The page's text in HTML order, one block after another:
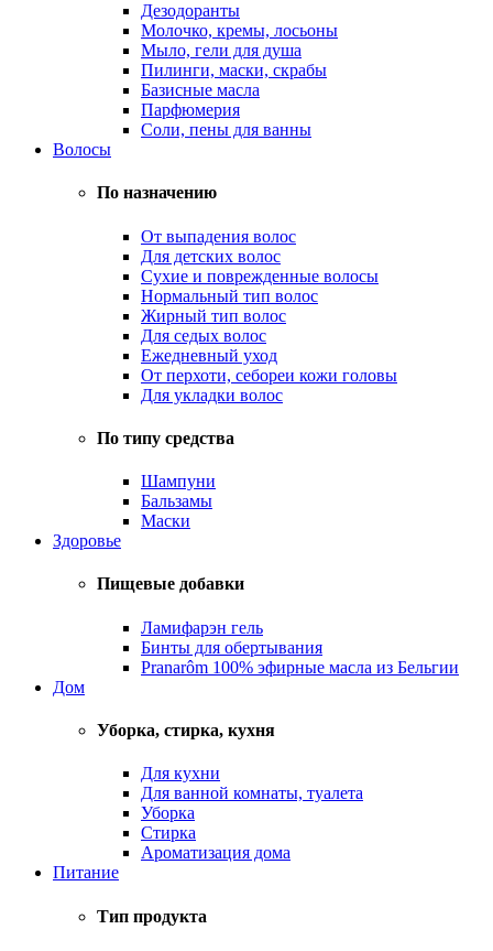
Дезодоранты
Молочко, кремы, лосьоны
Мыло, гели для душа
Пилинги, маски, скрабы
Базисные масла
Парфюмерия
Соли, пены для ванны
Волосы
По назначению
От выпадения волос
Для детских волос
Сухие и поврежденные волосы
Нормальный тип волос
Жирный тип волос
Для седых волос
Ежедневный уход
От перхоти, себореи кожи головы
Для укладки волос
По типу средства
Шампуни
Бальзамы
Маски
Здоровье
Пищевые добавки
Ламифарэн гель
Бинты для обертывания
Pranarôm 100% эфирные масла из Бельгии
Дом
Уборка, стирка, кухня
Для кухни
Для ванной комнаты, туалета
Уборка
Стирка
Ароматизация дома
Питание
Тип продукта